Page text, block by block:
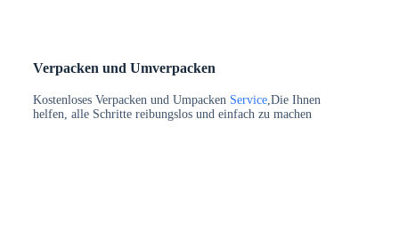
Verpacken und Umverpacken
Kostenloses Verpacken und Umpacken Service,Die Ihnen
helfen, alle Schritte reibungslos und einfach zu machen